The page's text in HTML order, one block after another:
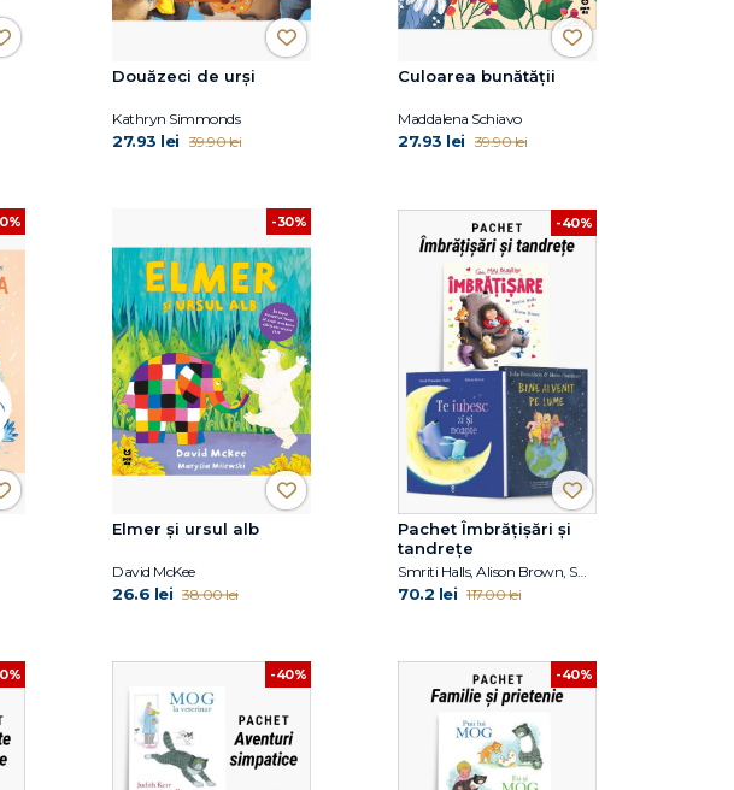
Douăzeci de urși
Kathryn Simmonds
27.93 lei 39.90 lei
Culoarea bunătății
Maddalena Schiavo
27.93 lei 39.90 lei
-30%
Elmer și ursul alb
David McKee
26.6 lei 38.00 lei
-40%
Pachet Îmbrățișări și
tandrețe
Smriti Halls, Alison Brown, Smriti Prasadam-Halls, Julia Donaldson
70.2 lei 117.00 lei
-40% -40%